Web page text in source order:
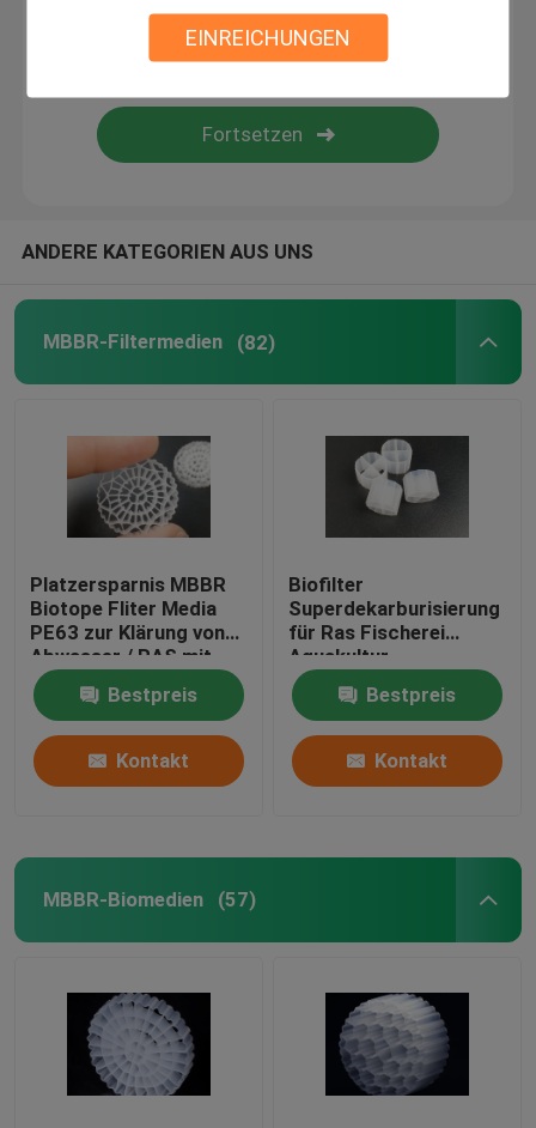
EINREICHUNGEN
Biofiltermaterial
MBBR-Träger
PVC-Blattstapel
ANDERE KATEGORIEN AUS UNS
MBBR-Filtermedien (82)
Platzersparnis MBBR
Biotope Fliter Media
PE63 zur Klärung von
Abwasser / RAS mit
weißer Farbe A2/O-
TechnologieBestpreis
Kontakt
Biofilter
Superdekarburisierung
für Ras Fischerei
Aquakultur
Bestpreis
Kontakt
MBBR-Biomedien (57)